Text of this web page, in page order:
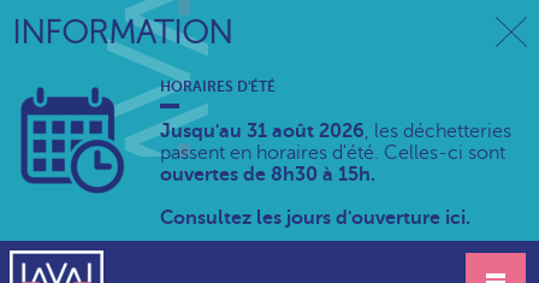
INFORMATION
HORAIRES D'ÉTÉ
Jusqu'au 31 août 2026, les déchetteries
passent en horaires d'été. Celles-ci sont
ouvertes de 8h30 à 15h.
Consultez les jours d'ouverture ici.